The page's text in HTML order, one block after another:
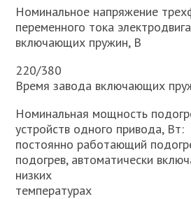
Номинальное напряжение
переменного тока
включающих пружин, В
220/380
Время завода включающих
Номинальная мощность
устройств одного привода, Вт:
постоянно работающий
подогрев, автоматически
низких
температурах